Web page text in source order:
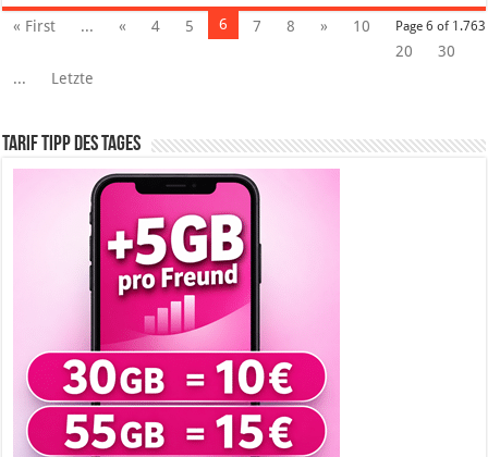
Page 6 of 1.763
« First ... « 4 5 6 7 8 »
10
20
30
...
Letzte
Tarif Tipp des Tages